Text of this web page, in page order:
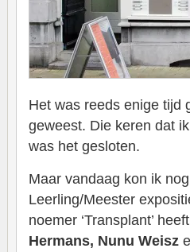
Het was reeds enige tijd
geweest. Die keren dat
was het gesloten.
Maar vandaag kon ik
Leerling/Meester
noemer ‘Transplant’
Hermans, Nunu Weisz